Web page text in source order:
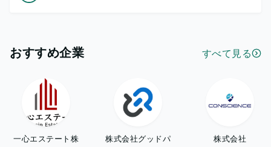
おすすめ企業 すべて見る
一心エステート株
株式会社グッドパ
株式会社